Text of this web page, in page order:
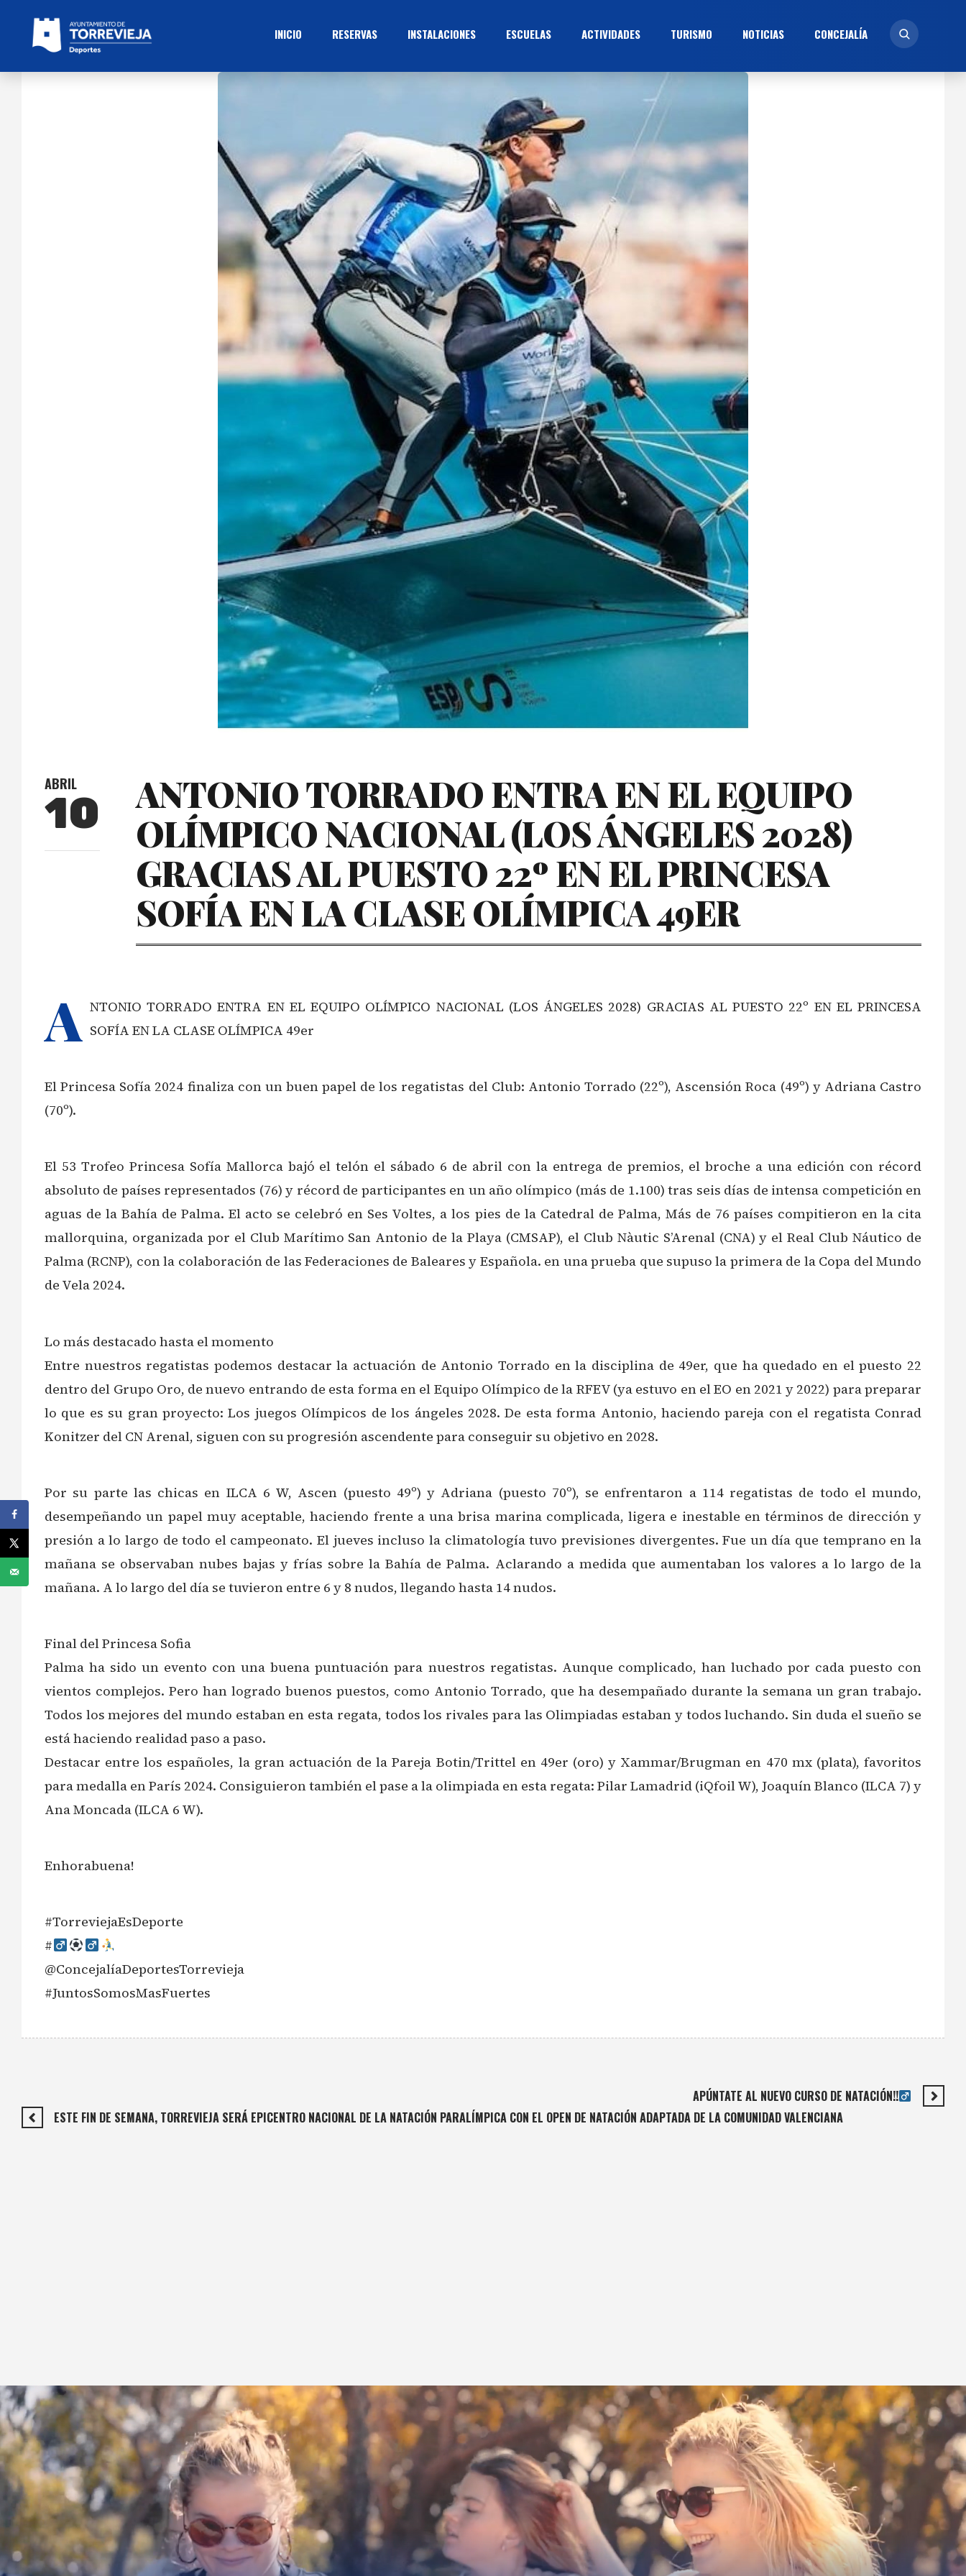
INICIO RESERVAS INSTALACIONES ESCUELAS ACTIVIDADES TURISMO NOTICIAS CONCEJALÍ­A
ABRIL
10
ANTONIO TORRADO ENTRA EN EL EQUIPO
OLÍMPICO NACIONAL (LOS ÁNGELES 2028)
GRACIAS AL PUESTO 22º EN EL PRINCESA
SOFÍA EN LA CLASE OLÍMPICA 49ER
A NTONIO TORRADO ENTRA EN EL EQUIPO OLÍMPICO NACIONAL (LOS ÁNGELES 2028) GRACIAS AL PUESTO 22º EN EL PRINCESA
SOFÍA EN LA CLASE OLÍMPICA 49er
El Princesa Sofía 2024 finaliza con un buen papel de los regatistas del Club: Antonio Torrado (22º), Ascensión Roca (49º) y Adriana Castro
(70º).
El 53 Trofeo Princesa Sofía Mallorca bajó el telón el sábado 6 de abril con la entrega de premios, el broche a una edición con récord
absoluto de países representados (76) y récord de participantes en un año olímpico (más de 1.100) tras seis días de intensa competición en
aguas de la Bahía de Palma. El acto se celebró en Ses Voltes, a los pies de la Catedral de Palma, Más de 76 países compitieron en la cita
mallorquina, organizada por el Club Marítimo San Antonio de la Playa (CMSAP), el Club Nàutic S’Arenal (CNA) y el Real Club Náutico de
Palma (RCNP), con la colaboración de las Federaciones de Baleares y Española. en una prueba que supuso la primera de la Copa del Mundo
de Vela 2024.
Lo más destacado hasta el momento
Entre nuestros regatistas podemos destacar la actuación de Antonio Torrado en la disciplina de 49er, que ha quedado en el puesto 22
dentro del Grupo Oro, de nuevo entrando de esta forma en el Equipo Olímpico de la RFEV (ya estuvo en el EO en 2021 y 2022) para preparar
lo que es su gran proyecto: Los juegos Olímpicos de los ángeles 2028. De esta forma Antonio, haciendo pareja con el regatista Conrad
Konitzer del CN Arenal, siguen con su progresión ascendente para conseguir su objetivo en 2028.
Por su parte las chicas en ILCA 6 W, Ascen (puesto 49º) y Adriana (puesto 70º), se enfrentaron a 114 regatistas de todo el mundo,
desempeñando un papel muy aceptable, haciendo frente a una brisa marina complicada, ligera e inestable en términos de dirección y
presión a lo largo de todo el campeonato. El jueves incluso la climatología tuvo previsiones divergentes. Fue un día que temprano en la
mañana se observaban nubes bajas y frías sobre la Bahía de Palma. Aclarando a medida que aumentaban los valores a lo largo de la
mañana. A lo largo del día se tuvieron entre 6 y 8 nudos, llegando hasta 14 nudos.
Final del Princesa Sofia
Palma ha sido un evento con una buena puntuación para nuestros regatistas. Aunque complicado, han luchado por cada puesto con
vientos complejos. Pero han logrado buenos puestos, como Antonio Torrado, que ha desempañado durante la semana un gran trabajo.
Todos los mejores del mundo estaban en esta regata, todos los rivales para las Olimpiadas estaban y todos luchando. Sin duda el sueño se
está haciendo realidad paso a paso.
Destacar entre los españoles, la gran actuación de la Pareja Botin/Trittel en 49er (oro) y Xammar/Brugman en 470 mx (plata), favoritos
para medalla en París 2024. Consiguieron también el pase a la olimpiada en esta regata: Pilar Lamadrid (iQfoil W), Joaquín Blanco (ILCA 7) y
Ana Moncada (ILCA 6 W).
Enhorabuena!
#TorreviejaEsDeporte
#‍
@ConcejalíaDeportesTorrevieja
#JuntosSomosMasFuertes
APÚNTATE AL NUEVO CURSO DE NATACIÓN!!‍
ESTE FIN DE SEMANA, TORREVIEJA SERÁ EPICENTRO NACIONAL DE LA NATACIÓN PARALÍMPICA CON EL OPEN DE NATACIÓN ADAPTADA DE LA COMUNIDAD VALENCIANA